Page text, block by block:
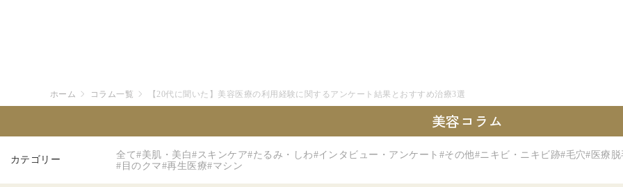
ホーム コラム一覧 【20代に聞いた】美容医療の利用経験に関するアンケート結果とおすすめ治療3選
美容コラム
カテゴリー 全て#美肌・美白#スキンケア#たるみ・しわ#インタビュー・アンケート #その他#ニキビ・ニキビ跡#毛穴#医療脱
#目のクマ#再生医療#マシン